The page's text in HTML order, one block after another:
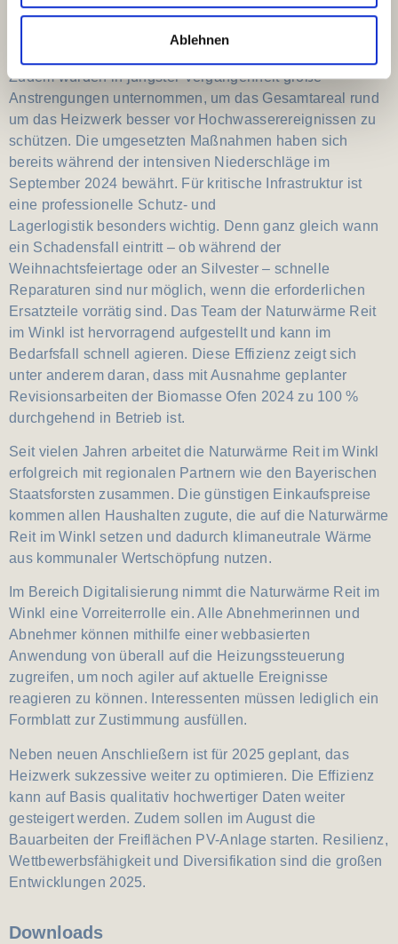
Ablehnen
sichern, Interessenten können sich bei der Naturwärme
Reit im Winkl beraten lassen.
Zudem wurden in jüngster Vergangenheit große
Anstrengungen unternommen, um das Gesamtareal rund
um das Heizwerk besser vor Hochwasserereignissen zu
schützen. Die umgesetzten Maßnahmen haben sich
bereits während der intensiven Niederschläge im
September 2024 bewährt. Für kritische Infrastruktur ist
eine professionelle Schutz- und
Lagerlogistik besonders wichtig. Denn ganz gleich wann
ein Schadensfall eintritt – ob während der
Weihnachtsfeiertage oder an Silvester – schnelle
Reparaturen sind nur möglich, wenn die erforderlichen
Ersatzteile vorrätig sind. Das Team der Naturwärme Reit
im Winkl ist hervorragend aufgestellt und kann im
Bedarfsfall schnell agieren. Diese Effizienz zeigt sich
unter anderem daran, dass mit Ausnahme geplanter
Revisionsarbeiten der Biomasse Ofen 2024 zu 100 %
durchgehend in Betrieb ist.
Seit vielen Jahren arbeitet die Naturwärme Reit im Winkl
erfolgreich mit regionalen Partnern wie den Bayerischen
Staatsforsten zusammen. Die günstigen Einkaufspreise
kommen allen Haushalten zugute, die auf die Naturwärme
Reit im Winkl setzen und dadurch klimaneutrale Wärme
aus kommunaler Wertschöpfung nutzen.
Im Bereich Digitalisierung nimmt die Naturwärme Reit im
Winkl eine Vorreiterrolle ein. Alle Abnehmerinnen und
Abnehmer können mithilfe einer webbasierten
Anwendung von überall auf die Heizungssteuerung
zugreifen, um noch agiler auf aktuelle Ereignisse
reagieren zu können. Interessenten müssen lediglich ein
Formblatt zur Zustimmung ausfüllen.
Neben neuen Anschließern ist für 2025 geplant, das
Heizwerk sukzessive weiter zu optimieren. Die Effizienz
kann auf Basis qualitativ hochwertiger Daten weiter
gesteigert werden. Zudem sollen im August die
Bauarbeiten der Freiflächen PV-Anlage starten. Resilienz,
Wettbewerbsfähigkeit und Diversifikation sind die großen
Entwicklungen 2025.
Downloads